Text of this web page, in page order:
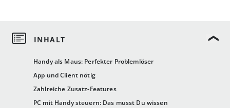
Handy als Maus: Perfekter Problemlöser
App und Client nötig
Zahlreiche Zusatz-Features
PC mit Handy steuern: Das musst Du wissen